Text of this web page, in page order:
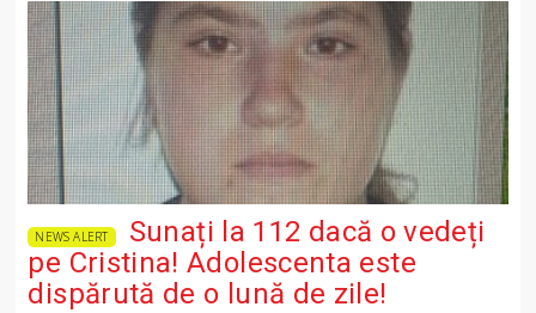
NEWS ALERT
Sunați la 112 dacă o vedeți
pe Cristina! Adolescenta este
dispărută de o lună de zile!